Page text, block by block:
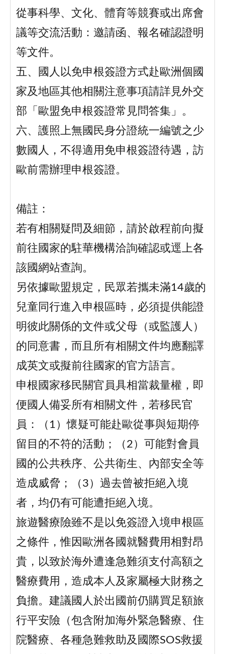
從事科學、文化、體育等競賽或出席會
議等交流活動：邀請函、報名確認證明
等文件。
五、國人以免申根簽證方式赴歐洲個國
家及地區其他相關注意事項請詳見外交
部「歐盟免申根簽證常見問答集」。
六、護照上無國民身分證統一編號之少
數國人，不得適用免申根簽證待遇，訪
歐前需辦理申根簽證。
備註：
若有相關疑問及細節，請於啟程前向擬
前往國家的駐華機構洽詢確認或逕上各
該國網站查詢。
另依據歐盟規定，民眾若攜未滿14歲的
兒童同行進入申根區時，必須提供能證
明彼此關係的文件或父母（或監護人）
的同意書，而且所有相關文件均應翻譯
成英文或擬前往國家的官方語言。
申根國家移民關官員具相當裁量權，即
便國人備妥所有相關文件，若移民官
員：（1）懷疑可能赴歐從事與短期停
留目的不符的活動；（2）可能對會員
國的公共秩序、公共衛生、內部安全等
造成威脅；（3）過去曾被拒絕入境
者，均仍有可能遭拒絕入境。
旅遊醫療險雖不是以免簽證入境申根區
之條件，惟因歐洲各國就醫費用相對昂
貴，以致於海外遭逢急難須支付高額之
醫療費用，造成本人及家屬極大財務之
負擔。建議國人於出國前仍購買足額旅
行平安險（包含附加海外緊急醫療、住
院醫療、各種急難救助及國際SOS救援